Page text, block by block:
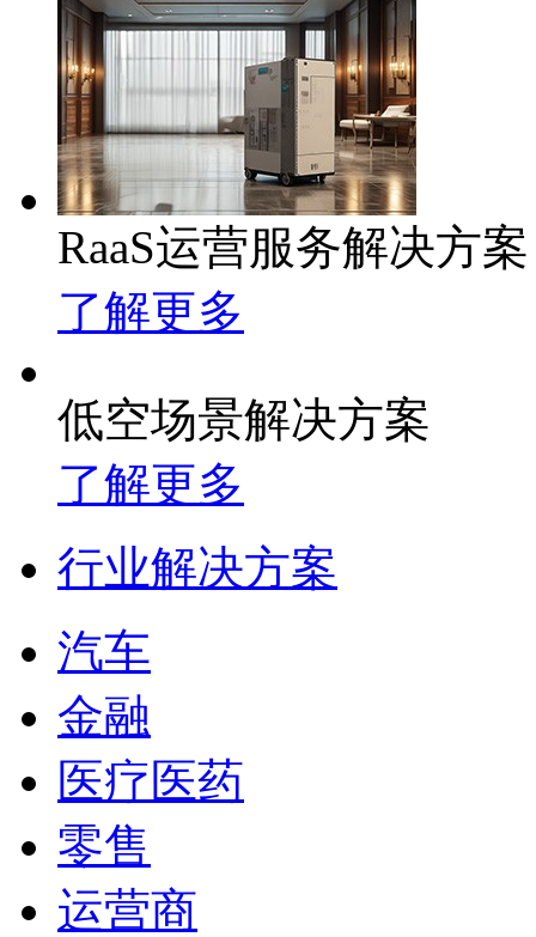
RaaS运营服务解决方案
了解更多
低空场景解决方案
了解更多
行业解决方案
汽车
金融
医疗医药
零售
运营商